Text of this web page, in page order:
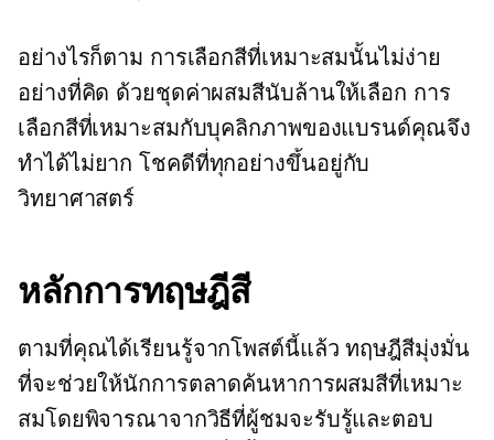
อย่างไรก็ตาม การเลือกสีที่เหมาะสมนั้นไม่ง่าย
อย่างที่คิด ด้วยชุดค่าผสมสีนับล้านให้เลือก การ
เลือกสีที่เหมาะสมกับบุคลิกภาพของแบรนด์คุณจึง
ทำได้ไม่ยาก โชคดีที่ทุกอย่างขึ้นอยู่กับ
วิทยาศาสตร์
หลักการทฤษฎีสี
ตามที่คุณได้เรียนรู้จากโพสต์นี้แล้ว ทฤษฎีสีมุ่งมั่น
ที่จะช่วยให้นักการตลาดค้นหาการผสมสีที่เหมาะ
สมโดยพิจารณาจากวิธีที่ผู้ชมจะรับรู้และตอบ